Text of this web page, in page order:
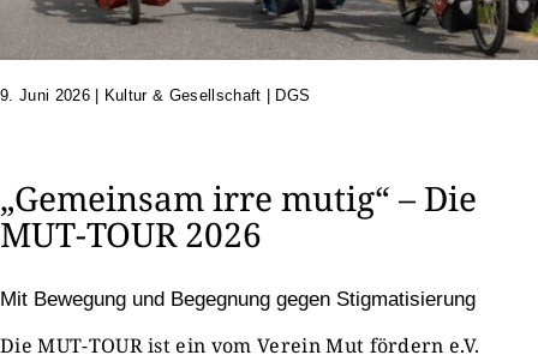
9. Juni 2026| Kultur & Gesellschaft | DGS
„Gemeinsam irre mutig“ – Die
MUT-TOUR 2026
Mit Bewegung und Begegnung gegen Stigmatisierung
Die MUT-TOUR ist ein vom Verein Mut fördern e.V.